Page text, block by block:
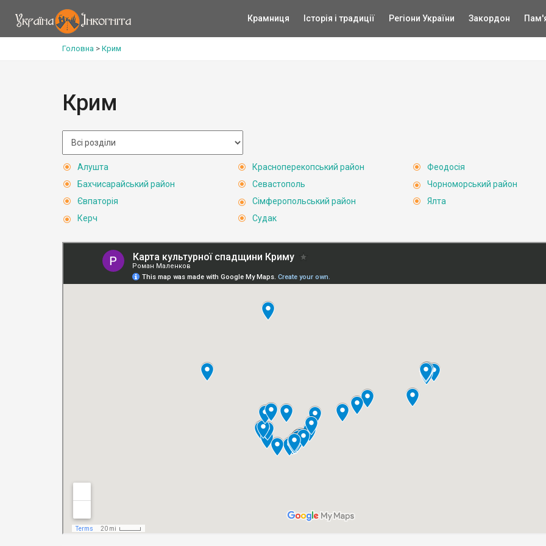
Крамниця Історія і традиції Регіони України Закордон
Головна > Крим
Крим
Алушта
Бахчисарайський район
Євпаторія
Керч
Красноперекопський район
Севастополь
Сімферопольський район
Судак
Феодосія
Чорноморський район
Ялта